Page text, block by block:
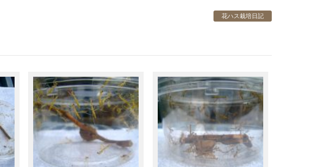
花ハス栽培日記